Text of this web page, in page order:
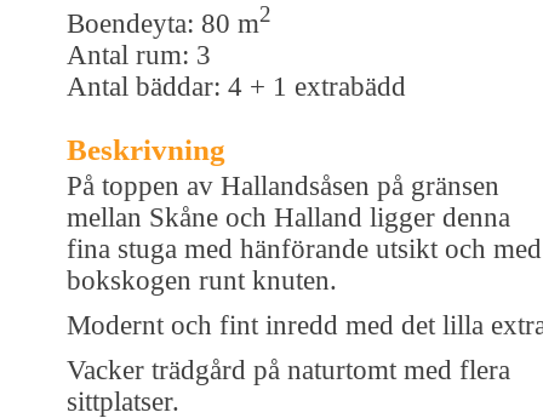
Boendeyta: 80 m2
Antal rum: 3
Antal bäddar: 4 + 1 extrabädd
Beskrivning
På toppen av Hallandsåsen på gränsen
mellan Skåne och Halland ligger denna
fina stuga med hänförande utsikt och med
bokskogen runt knuten.
Modernt och fint inredd med det lilla
Vacker trädgård på naturtomt med flera
sittplatser.